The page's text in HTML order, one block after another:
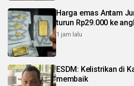
Harga emas Antam
turun Rp29.000 ke
1 jam lalu
ESDM: Kelistrikan di
membaik